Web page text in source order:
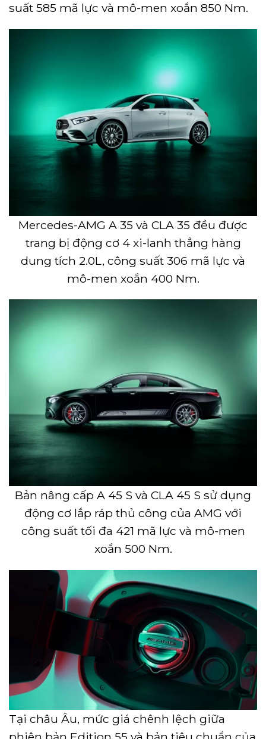
suất 585 mã lực và mô-men xoắn 850 Nm.
Mercedes-AMG A 35 và CLA 35 đều được
trang bị động cơ 4 xi-lanh thẳng hàng
dung tích 2.0L, công suất 306 mã lực và
mô-men xoắn 400 Nm.
Bản nâng cấp A 45 S và CLA 45 S sử dụng
động cơ lắp ráp thủ công của AMG với
công suất tối đa 421 mã lực và mô-men
xoắn 500 Nm.
Tại châu Âu, mức giá chênh lệch giữa